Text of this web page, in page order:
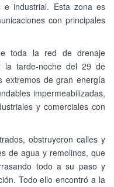
industrial. Esta zona es
con principales
toda la red de drenaje
la tarde-noche del 29 de
extremos de gran energía
impermeabilizadas,
y comerciales con
obstruyeron calles y
de agua y remolinos, que
todo a su paso y
Todo ello encontró a la